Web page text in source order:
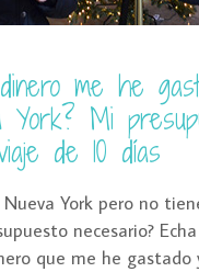
me he
York? Mi
de 10 días
Nueva York pero no
necesario?
que me he gastado